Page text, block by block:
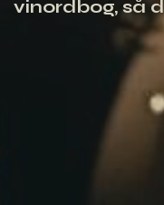
vinordbog, så